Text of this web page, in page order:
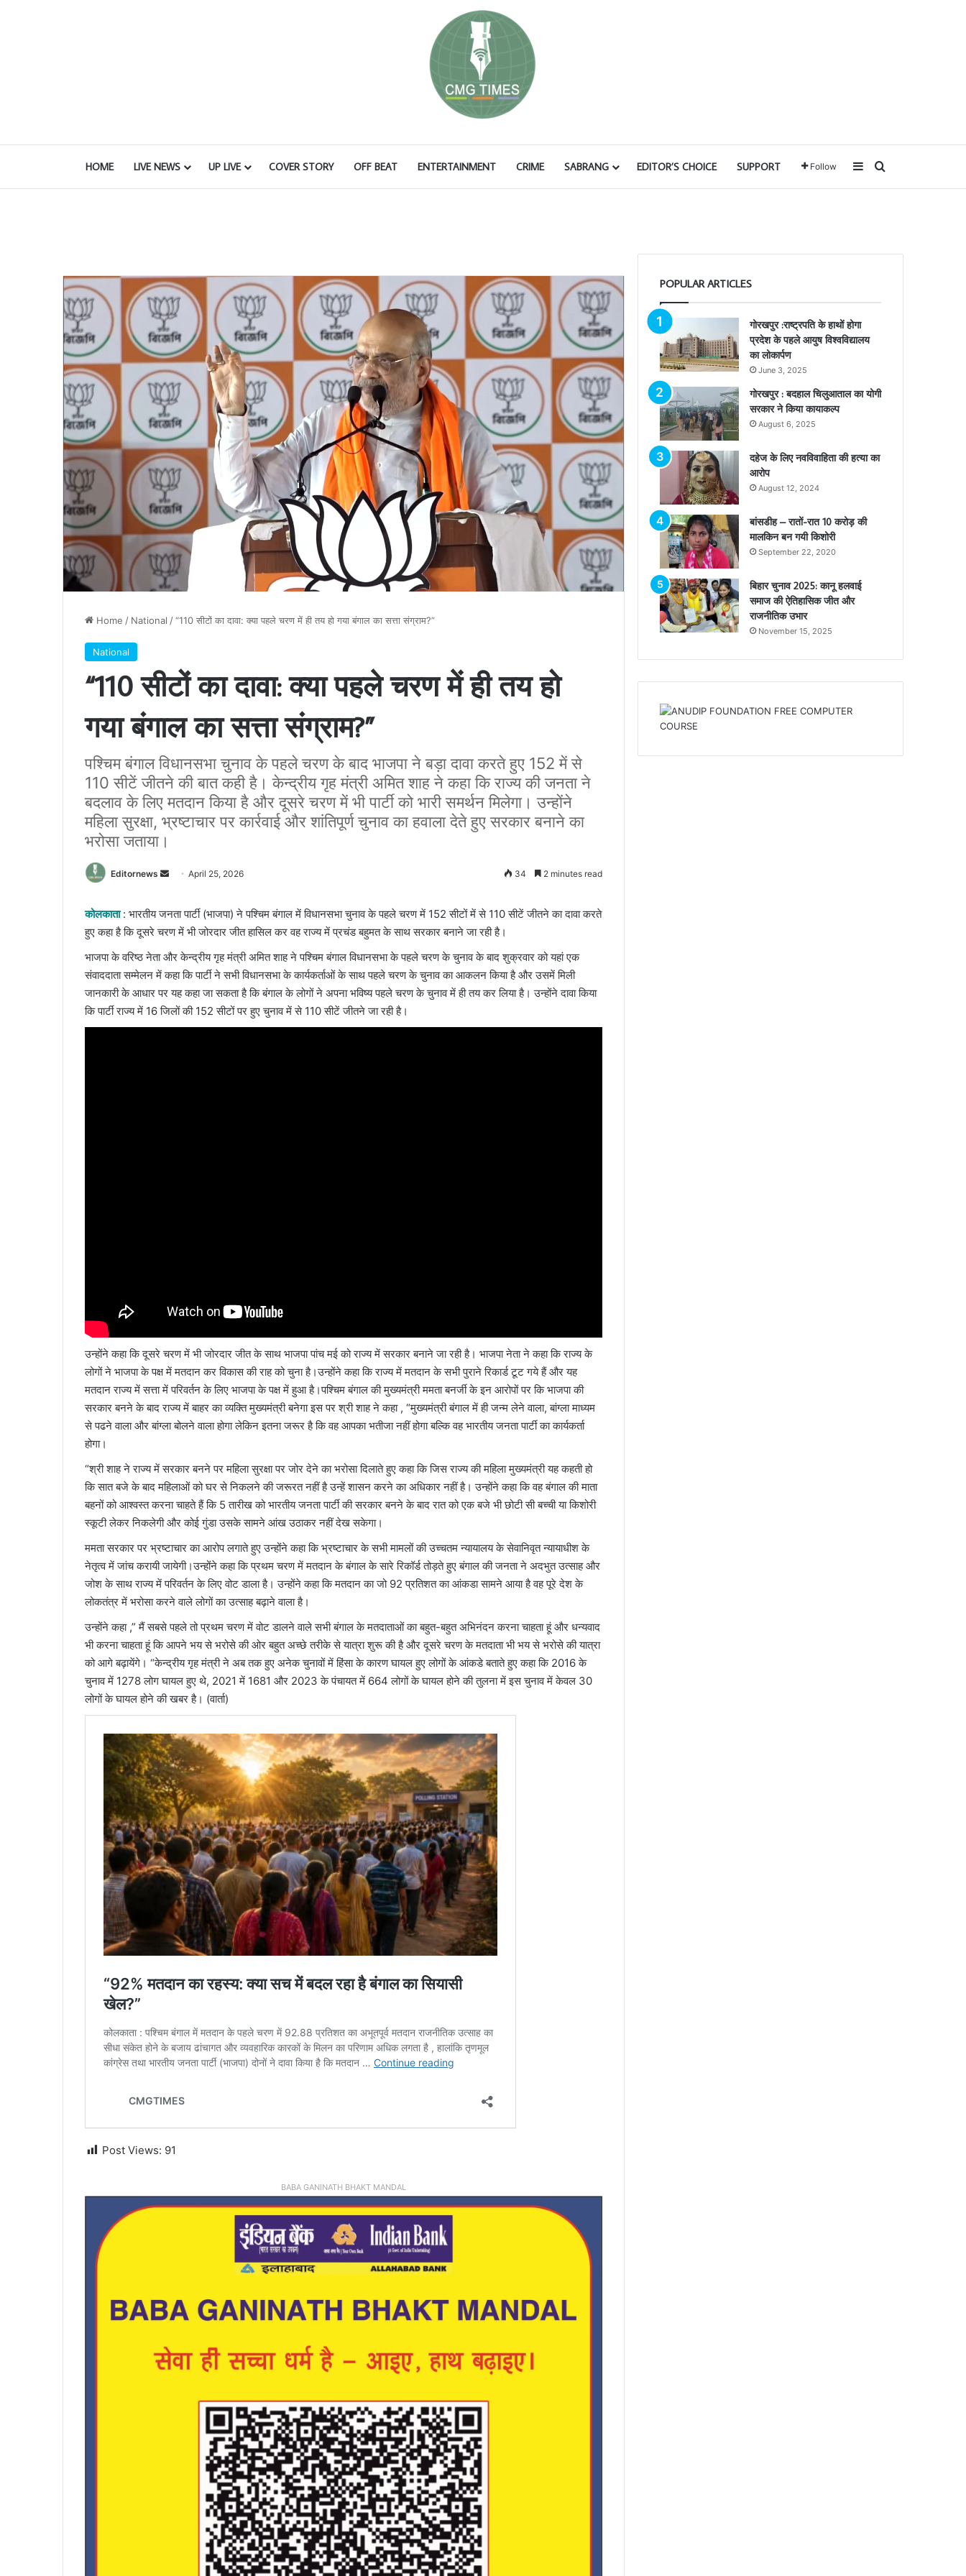
HOME LIVE NEWS UP LIVE COVER STORY OFF BEAT ENTERTAINMENT CRIME SABRANG EDITOR’S CHOICE SUPPORT Follow SidebarSearch for
Home / National /“110 सीटों का दावा: क्या पहले चरण में ही तय हो गया बंगाल का सत्ता संग्राम?”
National
“110 सीटों का दावा: क्या पहले चरण में ही तय हो
गया बंगाल का सत्ता संग्राम?”
पश्चिम बंगाल विधानसभा चुनाव के पहले चरण के बाद भाजपा ने बड़ा दावा करते हुए 152 में से
110 सीटें जीतने की बात कही है। केन्द्रीय गृह मंत्री अमित शाह ने कहा कि राज्य की जनता ने
बदलाव के लिए मतदान किया है और दूसरे चरण में भी पार्टी को भारी समर्थन मिलेगा। उन्होंने
महिला सुरक्षा, भ्रष्टाचार पर कार्रवाई और शांतिपूर्ण चुनाव का हवाला देते हुए सरकार बनाने का
भरोसा जताया।
Editornews
Send April 25, 2026 34 2 minutes read
कोलकाता : भारतीय जनता पार्टी (भाजपा) ने पश्चिम बंगाल में विधानसभा चुनाव के पहले चरण में 152 सीटों में से 110 सीटें जीतने का दावा करते
हुए कहा है कि दूसरे चरण में भी जोरदार जीत हासिल कर वह राज्य में प्रचंड बहुमत के साथ सरकार बनाने जा रही है।
भाजपा के वरिष्ठ नेता और केन्द्रीय गृह मंत्री अमित शाह ने पश्चिम बंगाल विधानसभा के पहले चरण के चुनाव के बाद शुक्रवार को यहां एक
संवाददाता सम्मेलन में कहा कि पार्टी ने सभी विधानसभा के कार्यकर्ताओं के साथ पहले चरण के चुनाव का आकलन किया है और उसमें मिली
जानकारी के आधार पर यह कहा जा सकता है कि बंगाल के लोगों ने अपना भविष्य पहले चरण के चुनाव में ही तय कर लिया है। उन्होंने दावा किया
कि पार्टी राज्य में 16 जिलों की 152 सीटों पर हुए चुनाव में से 110 सीटें जीतने जा रही है।
उन्होंने कहा कि दूसरे चरण में भी जोरदार जीत के साथ भाजपा पांच मई को राज्य में सरकार बनाने जा रही है। भाजपा नेता ने कहा कि राज्य के
लोगों ने भाजपा के पक्ष में मतदान कर विकास की राह को चुना है।उन्होंने कहा कि राज्य में मतदान के सभी पुराने रिकार्ड टूट गये हैं और यह
मतदान राज्य में सत्ता में परिवर्तन के लिए भाजपा के पक्ष में हुआ है।पश्चिम बंगाल की मुख्यमंत्री ममता बनर्जी के इन आरोपों पर कि भाजपा की
सरकार बनने के बाद राज्य में बाहर का व्यक्ति मुख्यमंत्री बनेगा इस पर श्री शाह ने कहा , “मुख्यमंत्री बंगाल में ही जन्म लेने वाला, बांग्ला माध्यम
से पढने वाला और बांग्ला बोलने वाला होगा लेकिन इतना जरूर है कि वह आपका भतीजा नहीं होगा बल्कि वह भारतीय जनता पार्टी का कार्यकर्ता
होगा।
“श्री शाह ने राज्य में सरकार बनने पर महिला सुरक्षा पर जोर देने का भरोसा दिलाते हुए कहा कि जिस राज्य की महिला मुख्यमंत्री यह कहती हो
कि सात बजे के बाद महिलाओं को घर से निकलने की जरूरत नहीं है उन्हें शासन करने का अधिकार नहीं है। उन्होंने कहा कि वह बंगाल की माता
बहनों को आश्वस्त करना चाहते हैं कि 5 तारीख को भारतीय जनता पार्टी की सरकार बनने के बाद रात को एक बजे भी छोटी सी बच्ची या किशोरी
स्कूटी लेकर निकलेगी और कोई गुंडा उसके सामने आंख उठाकर नहीं देख सकेगा।
ममता सरकार पर भ्रष्टाचार का आरोप लगाते हुए उन्होंने कहा कि भ्रष्टाचार के सभी मामलों की उच्चतम न्यायालय के सेवानिवृत न्यायाधीश के
नेतृत्व में जांच करायी जायेगी।उन्होंने कहा कि प्रथम चरण में मतदान के बंगाल के सारे रिकॉर्ड तोड़ते हुए बंगाल की जनता ने अदभुत उत्साह और
जोश के साथ राज्य में परिवर्तन के लिए वोट डाला है। उन्होंने कहा कि मतदान का जो 92 प्रतिशत का आंकडा सामने आया है वह पूरे देश के
लोकतंत्र में भरोसा करने वाले लोगों का उत्साह बढ़ाने वाला है।
उन्होंने कहा ,” मैं सबसे पहले तो प्रथम चरण में वोट डालने वाले सभी बंगाल के मतदाताओं का बहुत-बहुत अभिनंदन करना चाहता हूं और धन्यवाद
भी करना चाहता हूं कि आपने भय से भरोसे की ओर बहुत अच्छे तरीके से यात्रा शुरू की है और दूसरे चरण के मतदाता भी भय से भरोसे की यात्रा
को आगे बढ़ायेंगे। “केन्द्रीय गृह मंत्री ने अब तक हुए अनेक चुनावों में हिंसा के कारण घायल हुए लोगों के आंकडे बताते हुए कहा कि 2016 के
चुनाव में 1278 लोग घायल हुए थे, 2021 में 1681 और 2023 के पंचायत में 664 लोगों के घायल होने की तुलना में इस चुनाव में केवल 30
लोगों के घायल होने की खबर है। (वार्ता)
Post Views: 91
BABA GANINATH BHAKT MANDAL
POPULAR ARTICLES
गोरखपुर :राष्ट्रपति के हाथों होगा
प्रदेश के पहले आयुष विश्वविद्यालय
का लोकार्पण
June 3, 2025
गोरखपुर : बदहाल चिलुआताल का योगी
सरकार ने किया कायाकल्प
August 6, 2025
दहेज के लिए नवविवाहिता की हत्या का
आरोप
August 12, 2024
बांसडीह – रातों-रात 10 करोड़ की
मालकिन बन गयी किशोरी
September 22, 2020
बिहार चुनाव 2025: कानू हलवाई
समाज की ऐतिहासिक जीत और
राजनीतिक उभार
November 15, 2025